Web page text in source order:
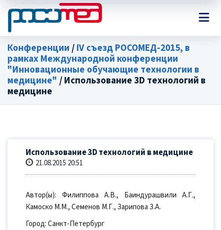
Конференции/IV съезд РОСОМЕД-2015, в
рамках Международной конференции
"Инновационные обучающие технологии в
медицине" / Использование 3D технологий в
медицине
Использование 3D технологий в медицине
21.08.2015 20:51
Автор(ы): Филиппова А.В., Баиндурашвили А.Г.,
Камоско М.М., Семенов М.Г., Зарипова З.А.
Город: Санкт-Петербург